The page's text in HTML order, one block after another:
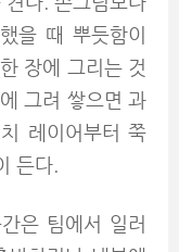
을 때 뿌듯함이
장에 그리는 것
그려 쌓으면 과
레이어부터 쭉
든다.
은 팀에서 일러